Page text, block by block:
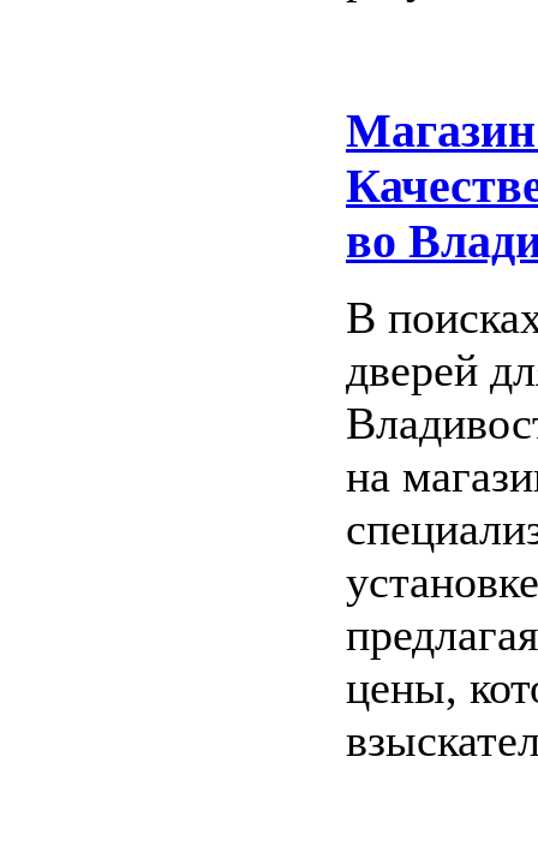
во
В
дверей
на
цены,